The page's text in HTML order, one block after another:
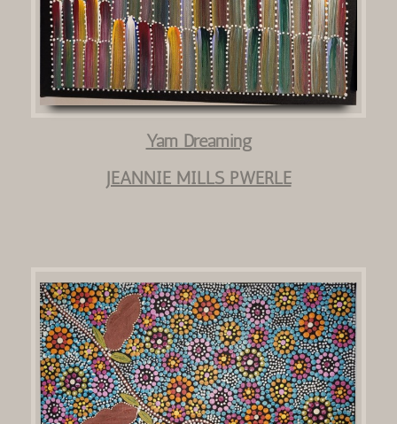
Yam Dreaming
JEANNIE MILLS PWERLE